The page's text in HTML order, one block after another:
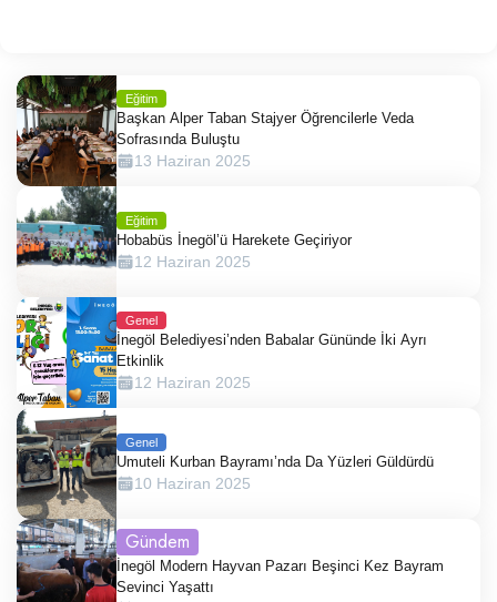
Eğitim
Başkan Alper Taban Stajyer Öğrencilerle Veda
Sofrasında Buluştu
13 Haziran 2025
Eğitim
Hobabüs İnegöl’ü Harekete Geçiriyor
12 Haziran 2025
Genel
İnegöl Belediyesi’nden Babalar Gününde İki Ayrı
Etkinlik
12 Haziran 2025
Genel
Umuteli Kurban Bayramı’nda Da Yüzleri Güldürdü
10 Haziran 2025
Gündem
İnegöl Modern Hayvan Pazarı Beşinci Kez Bayram
Sevinci Yaşattı